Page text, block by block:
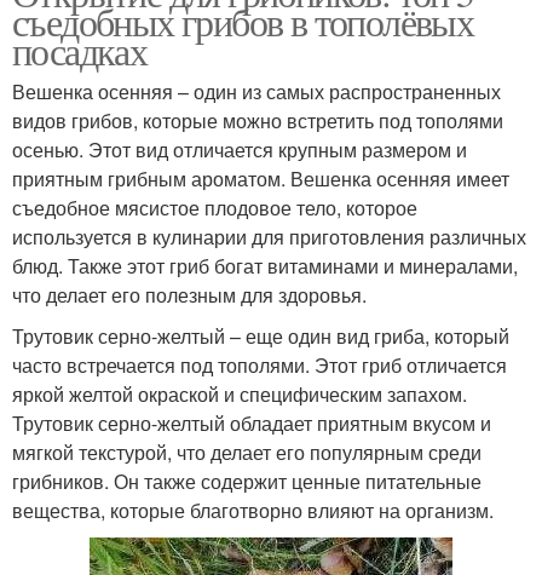
съедобных грибов в тополёвых
посадках
Вешенка осенняя – один из самых распространенных
видов грибов, которые можно встретить под тополями
осенью. Этот вид отличается крупным размером и
приятным грибным ароматом. Вешенка осенняя имеет
съедобное мясистое плодовое тело, которое
используется в кулинарии для приготовления различных
блюд. Также этот гриб богат витаминами и минералами,
что делает его полезным для здоровья.
Трутовик серно-желтый – еще один вид гриба, который
часто встречается под тополями. Этот гриб отличается
яркой желтой окраской и специфическим запахом.
Трутовик серно-желтый обладает приятным вкусом и
мягкой текстурой, что делает его популярным среди
грибников. Он также содержит ценные питательные
вещества, которые благотворно влияют на организм.